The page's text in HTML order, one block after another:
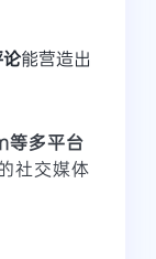
能营造出
多平台
社交媒体